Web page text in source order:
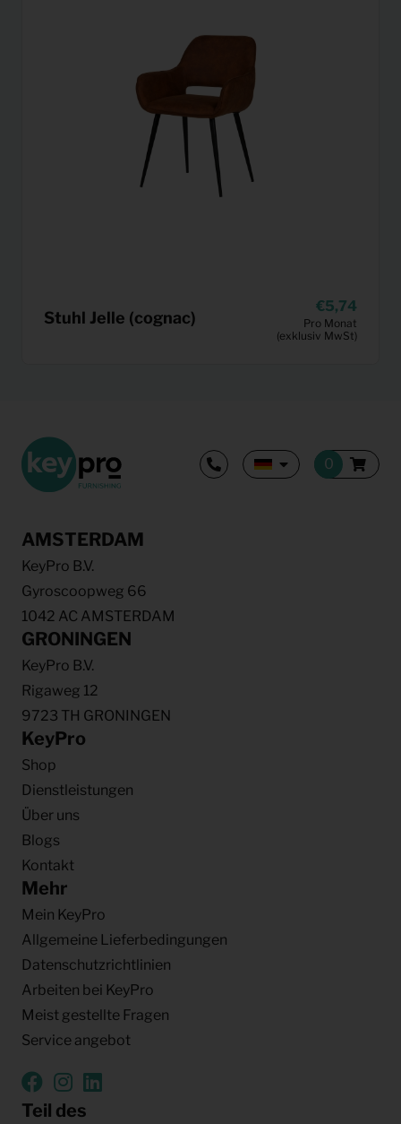
Stuhl Jelle (cognac)
5,74
Pro Monat
(exklusiv MwSt)
AMSTERDAM
KeyPro B.V.
Gyroscoopweg 66
1042 AC AMSTERDAM
GRONINGEN
KeyPro B.V.
Rigaweg 12
9723 TH GRONINGEN
KeyPro
Shop
Dienstleistungen
Über uns
Blogs
Kontakt
Mehr
Mein KeyPro
Allgemeine Lieferbedingungen
Datenschutzrichtlinien
Arbeiten bei KeyPro
Meist gestellte Fragen
Service angebot
Teil des